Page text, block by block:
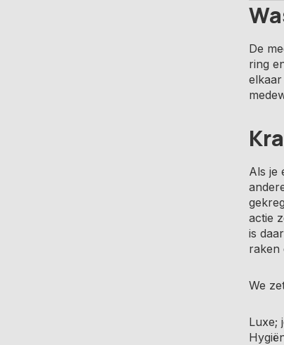
De
ring
Als je
actie
is
raken
We
Luxe;